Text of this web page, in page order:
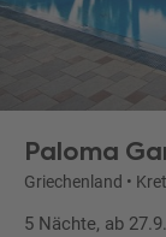
Paloma
Griechenland •
5 Nächte, ab